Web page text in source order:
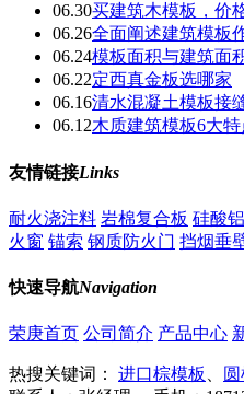
06.30买建筑木模板，价
06.26全面阐述建筑模板
06.24模板面积与建筑面
06.22定西真金板选哪家
06.16清水混凝土模板接
06.12木质建筑模板6大特
友情链接Links
耐火浇注料 岩棉复合板 硅酸
火窗 锚索 钢质防火门 挡烟垂
快速导航Navigation
荣庚首页 公司简介 产品中心
热搜关键词： 进口棕模板